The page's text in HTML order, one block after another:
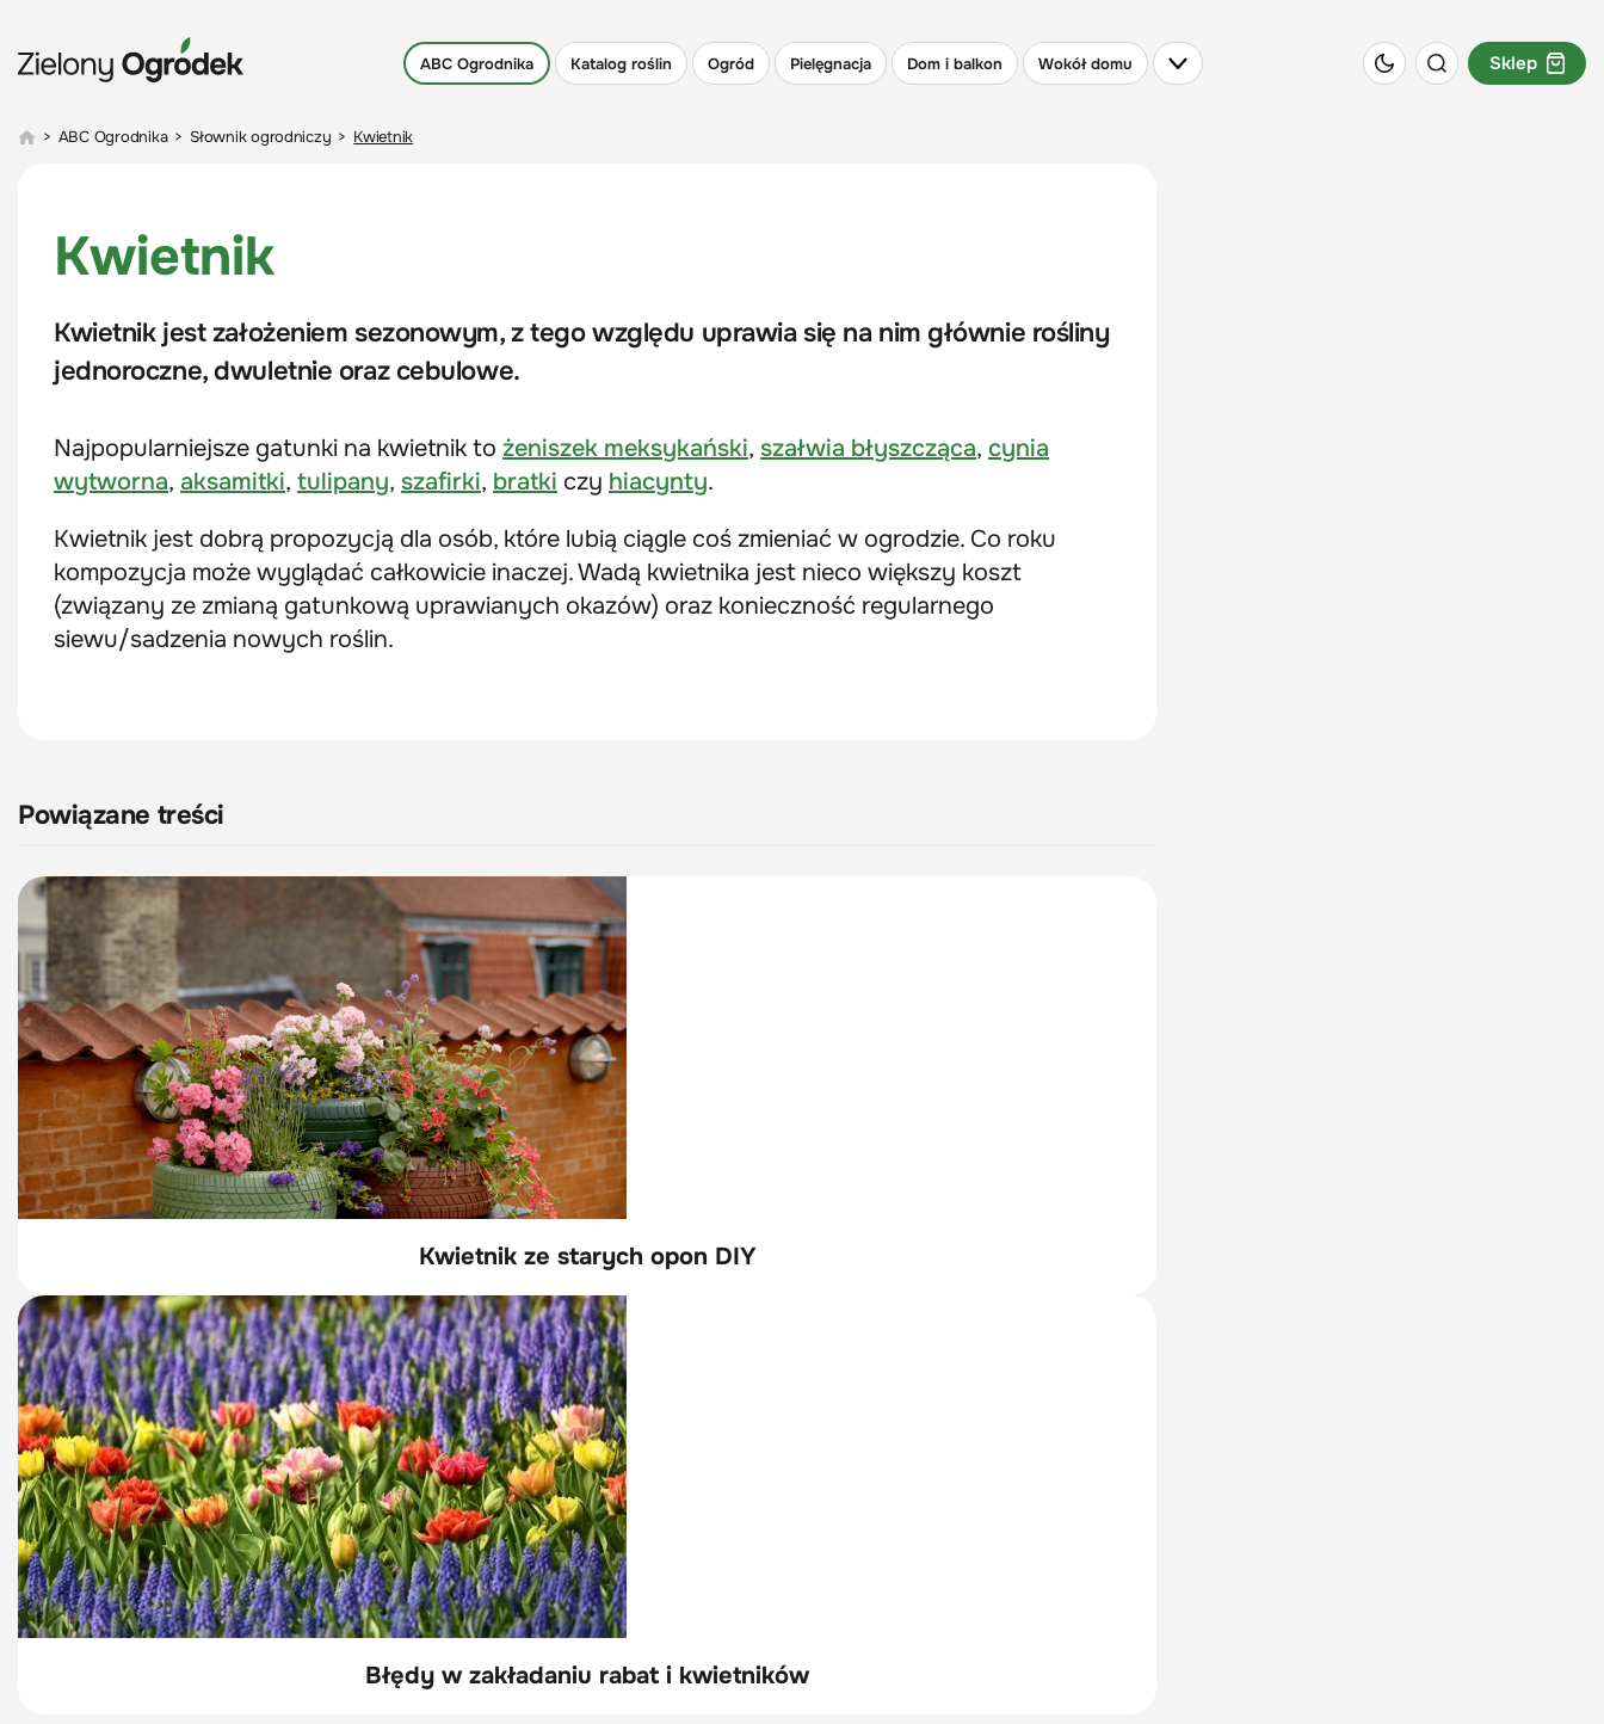
ABC Ogrodnika Katalog roślin Ogród Pielęgnacja Dom i balkon Wokół domu Sklep
> ABC Ogrodnika > Słownik ogrodniczy > Kwietnik
Kwietnik
Kwietnik jest założeniem sezonowym, z tego względu uprawia się na nim głównie rośliny
jednoroczne, dwuletnie oraz cebulowe.
Najpopularniejsze gatunki na kwietnik to żeniszek meksykański, szałwia błyszcząca, cynia
wytworna, aksamitki, tulipany, szafirki, bratki czy hiacynty.
Kwietnik jest dobrą propozycją dla osób, które lubią ciągle coś zmieniać w ogrodzie. Co roku
kompozycja może wyglądać całkowicie inaczej. Wadą kwietnika jest nieco większy koszt
(związany ze zmianą gatunkową uprawianych okazów) oraz konieczność regularnego
siewu/sadzenia nowych roślin.
Powiązane treści
Kwietnik ze starych opon DIY
Błędy w zakładaniu rabat i kwietników